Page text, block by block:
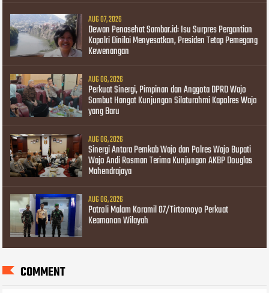
AUG 07, 2026
Dewan Penasehat Sambar.id: Isu Surpres Pergantian
Kapolri Dinilai Menyesatkan, Presiden Tetap Pemegang
Kewenangan
AUG 06, 2026
Perkuat Sinergi, Pimpinan dan Anggota DPRD Wajo
Sambut Hangat Kunjungan Silaturahmi Kapolres Wajo
yang Baru
AUG 06, 2026
Sinergi Antara Pemkab Wajo dan Polres Wajo Bupati
Wajo Andi Rosman Terima Kunjungan AKBP Douglas
Mahendrajaya
AUG 06, 2026
Patroli Malam Koramil 07/Tirtomoyo Perkuat
Keamanan Wilayah
COMMENT